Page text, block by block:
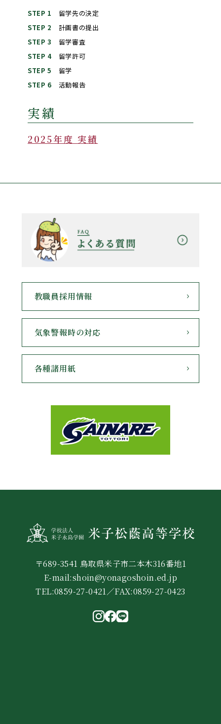
STEP 1
留学先の決定
STEP 2
計画書の提出
STEP 3
留学審査
STEP 4留学許可
STEP 5
留学
STEP 6 活動報告
実績
2025年度 実績
教職員採用情報
気象警報時の対応
各種諸用紙
〒689-3541 鳥取県米子市二本木316番地1
E-mail:shoin@yonagoshoin.ed.jp
TEL:0859-27-0421／FAX:0859-27-0423